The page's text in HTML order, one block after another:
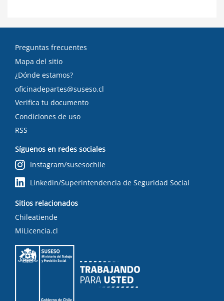
Preguntas frecuentes
Mapa del sitio
¿Dónde estamos?
oficinadepartes@suseso.cl
Verifica tu documento
Condiciones de uso
RSS
Síguenos en redes sociales
Instagram/susesochile
Linkedin/Superintendencia de Seguridad Social
Sitios relacionados
Chileatiende
MiLicencia.cl